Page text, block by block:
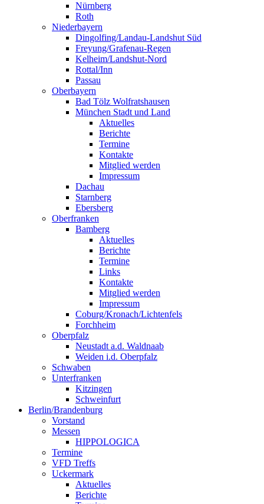
Nürnberg
Roth
Niederbayern
Dingolfing/Landau-Landshut Süd
Freyung/Grafenau-Regen
Kelheim/Landshut-Nord
Rottal/Inn
Passau
Oberbayern
Bad Tölz Wolfratshausen
München Stadt und Land
Aktuelles
Berichte
Termine
Kontakte
Mitglied werden
Impressum
Dachau
Starnberg
Ebersberg
Oberfranken
Bamberg
Aktuelles
Berichte
Termine
Links
Kontakte
Mitglied werden
Impressum
Coburg/Kronach/Lichtenfels
Forchheim
Oberpfalz
Neustadt a.d. Waldnaab
Weiden i.d. Oberpfalz
Schwaben
Unterfranken
Kitzingen
Schweinfurt
Berlin/Brandenburg
Vorstand
Messen
HIPPOLOGICA
Termine
VFD Treffs
Uckermark
Aktuelles
Berichte